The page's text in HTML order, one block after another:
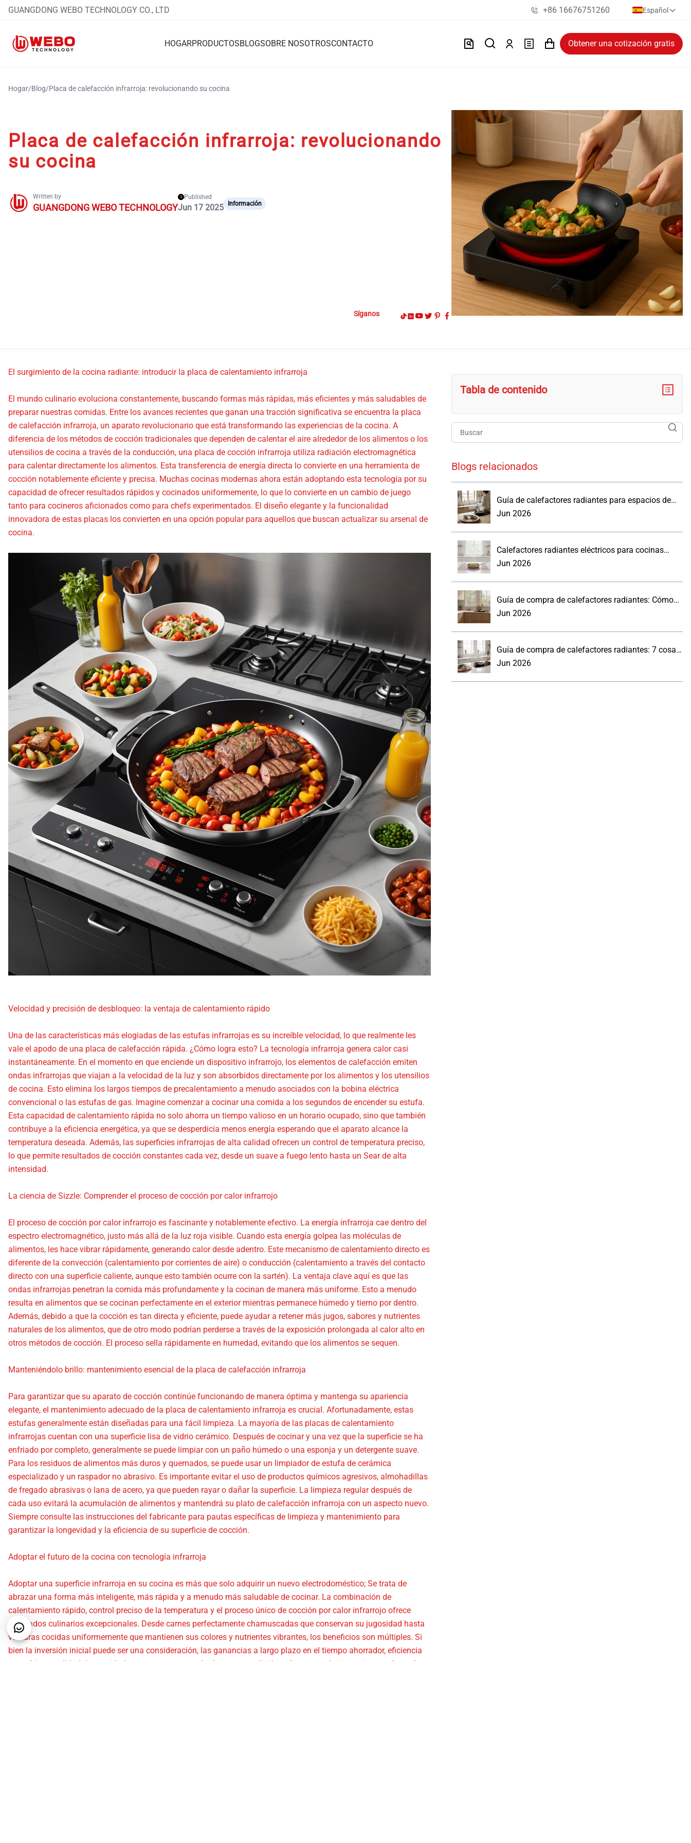
GUANGDONG WEBO TECHNOLOGY CO., LTD +86 16676751260 Español
HOGARPRODUCTOSBLOGSOBRE NOSOTROSCONTACTO Obtener una cotización gratis
Hogar/Blog/Placa de calefacción infrarroja: revolucionando su cocina
Placa de calefacción infrarroja: revolucionando
su cocina
Written by
GUANGDONG WEBO TECHNOLOGY
Published
Jun 17 2025 Información
Síganos
El surgimiento de la cocina radiante: introducir la placa de calentamiento infrarroja
El mundo culinario evoluciona constantemente, buscando formas más rápidas, más eficientes y más saludables de
preparar nuestras comidas. Entre los avances recientes que ganan una tracción significativa se encuentra la placa
de calefacción infrarroja, un aparato revolucionario que está transformando las experiencias de la cocina. A
diferencia de los métodos de cocción tradicionales que dependen de calentar el aire alrededor de los alimentos o los
utensilios de cocina a través de la conducción, una placa de cocción infrarroja utiliza radiación electromagnética
para calentar directamente los alimentos. Esta transferencia de energía directa lo convierte en una herramienta de
cocción notablemente eficiente y precisa. Muchas cocinas modernas ahora están adoptando esta tecnología por su
capacidad de ofrecer resultados rápidos y cocinados uniformemente, lo que lo convierte en un cambio de juego
tanto para cocineros aficionados como para chefs experimentados. El diseño elegante y la funcionalidad
innovadora de estas placas los convierten en una opción popular para aquellos que buscan actualizar su arsenal de
cocina.
Velocidad y precisión de desbloqueo: la ventaja de calentamiento rápido
Una de las características más elogiadas de las estufas infrarrojas es su increíble velocidad, lo que realmente les
vale el apodo de una placa de calefacción rápida. ¿Cómo logra esto? La tecnología infrarroja genera calor casi
instantáneamente. En el momento en que enciende un dispositivo infrarrojo, los elementos de calefacción emiten
ondas infrarrojas que viajan a la velocidad de la luz y son absorbidos directamente por los alimentos y los utensilios
de cocina. Esto elimina los largos tiempos de precalentamiento a menudo asociados con la bobina eléctrica
convencional o las estufas de gas. Imagine comenzar a cocinar una comida a los segundos de encender su estufa.
Esta capacidad de calentamiento rápida no solo ahorra un tiempo valioso en un horario ocupado, sino que también
contribuye a la eficiencia energética, ya que se desperdicia menos energía esperando que el aparato alcance la
temperatura deseada. Además, las superficies infrarrojas de alta calidad ofrecen un control de temperatura preciso,
lo que permite resultados de cocción constantes cada vez, desde un suave a fuego lento hasta un Sear de alta
intensidad.
La ciencia de Sizzle: Comprender el proceso de cocción por calor infrarrojo
El proceso de cocción por calor infrarrojo es fascinante y notablemente efectivo. La energía infrarroja cae dentro del
espectro electromagnético, justo más allá de la luz roja visible. Cuando esta energía golpea las moléculas de
alimentos, les hace vibrar rápidamente, generando calor desde adentro. Este mecanismo de calentamiento directo es
diferente de la convección (calentamiento por corrientes de aire) o conducción (calentamiento a través del contacto
directo con una superficie caliente, aunque esto también ocurre con la sartén). La ventaja clave aquí es que las
ondas infrarrojas penetran la comida más profundamente y la cocinan de manera más uniforme. Esto a menudo
resulta en alimentos que se cocinan perfectamente en el exterior mientras permanece húmedo y tierno por dentro.
Además, debido a que la cocción es tan directa y eficiente, puede ayudar a retener más jugos, sabores y nutrientes
naturales de los alimentos, que de otro modo podrían perderse a través de la exposición prolongada al calor alto en
otros métodos de cocción. El proceso sella rápidamente en humedad, evitando que los alimentos se sequen.
Manteniéndolo brillo: mantenimiento esencial de la placa de calefacción infrarroja
Para garantizar que su aparato de cocción continúe funcionando de manera óptima y mantenga su apariencia
elegante, el mantenimiento adecuado de la placa de calentamiento infrarroja es crucial. Afortunadamente, estas
estufas generalmente están diseñadas para una fácil limpieza. La mayoría de las placas de calentamiento
infrarrojas cuentan con una superficie lisa de vidrio cerámico. Después de cocinar y una vez que la superficie se ha
enfriado por completo, generalmente se puede limpiar con un paño húmedo o una esponja y un detergente suave.
Para los residuos de alimentos más duros y quemados, se puede usar un limpiador de estufa de cerámica
especializado y un raspador no abrasivo. Es importante evitar el uso de productos químicos agresivos, almohadillas
de fregado abrasivas o lana de acero, ya que pueden rayar o dañar la superficie. La limpieza regular después de
cada uso evitará la acumulación de alimentos y mantendrá su plato de calefacción infrarroja con un aspecto nuevo.
Siempre consulte las instrucciones del fabricante para pautas específicas de limpieza y mantenimiento para
garantizar la longevidad y la eficiencia de su superficie de cocción.
Adoptar el futuro de la cocina con tecnología infrarroja
Adoptar una superficie infrarroja en su cocina es más que solo adquirir un nuevo electrodoméstico; Se trata de
abrazar una forma más inteligente, más rápida y a menudo más saludable de cocinar. La combinación de
calentamiento rápido, control preciso de la temperatura y el proceso único de cocción por calor infrarrojo ofrece
resultados culinarios excepcionales. Desde carnes perfectamente chamuscadas que conservan su jugosidad hasta
verduras cocidas uniformemente que mantienen sus colores y nutrientes vibrantes, los beneficios son múltiples. Si
bien la inversión inicial puede ser una consideración, las ganancias a largo plazo en el tiempo ahorrador, eficiencia
energética y calidad de cocción hacen que esta tecnología sea una adición valiosa a cualquier cocina moderna. La
Tabla de contenido
Buscar
Blogs relacionados
Guía de calefactores radiantes para espacios de
trabajo reales
Jun 2026
Calefactores radiantes eléctricos para cocinas
modernas: lo que los compradores deben saber.
Jun 2026
Guía de compra de calefactores radiantes: Cómo
elegir un panel de pared para la cocina
Jun 2026
Guía de compra de calefactores radiantes: 7 cosas
prácticas que debes saber
Jun 2026